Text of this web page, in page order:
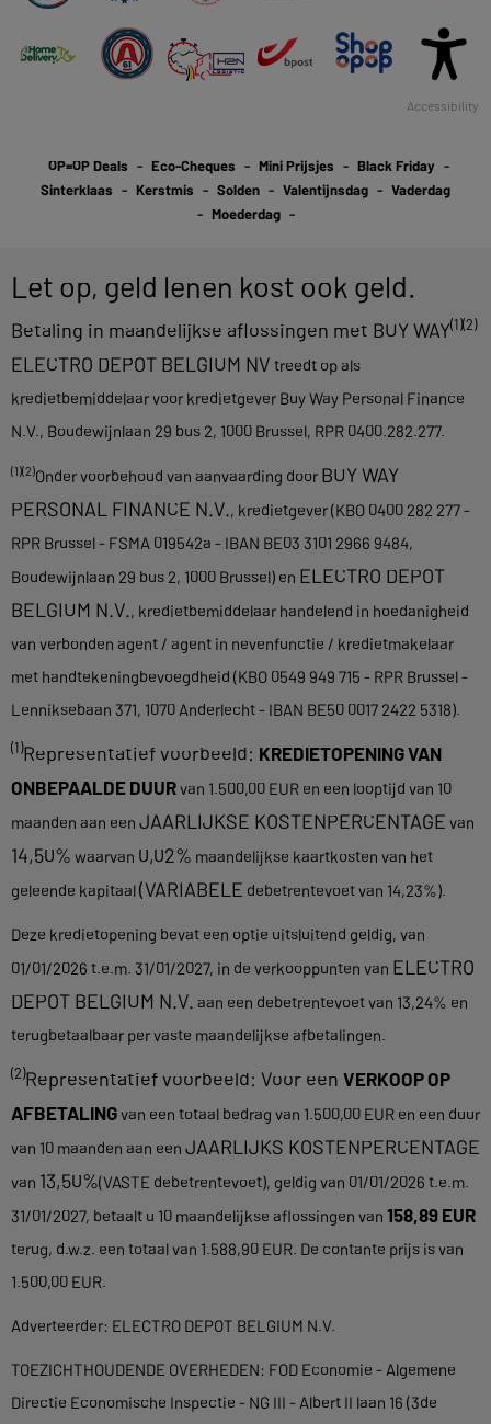
Accessibility
OP=OP Deals Eco-Cheques Mini Prijsjes
Black Friday
Sinterklaas
Kerstmis Solden Valentijnsdag
Vaderdag
Moederdag
Let op, geld lenen kost ook geld.
Betaling in maandelijkse aflossingen met BUY WAY(1)(2)
ELECTRO DEPOT BELGIUM NV treedt op als
kredietbemiddelaar voor kredietgever Buy Way Personal Finance
N.V., Boudewijnlaan 29 bus 2, 1000 Brussel, RPR 0400.282.277.
(1)(2)Onder voorbehoud van aanvaarding door BUY WAY
PERSONAL FINANCE N.V., kredietgever (KBO 0400 282 277 -
RPR Brussel - FSMA 019542a - IBAN BE03 3101 2966 9484,
Boudewijnlaan 29 bus 2, 1000 Brussel) en ELECTRO DEPOT
BELGIUM N.V., kredietbemiddelaar handelend in hoedanigheid
van verbonden agent / agent in nevenfunctie / kredietmakelaar
met handtekeningbevoegdheid (KBO 0549 949 715 - RPR Brussel -
Lenniksebaan 371, 1070 Anderlecht - IBAN BE50 0017 2422 5318).
(1)Representatief voorbeeld: KREDIETOPENING VAN
ONBEPAALDE DUURvan 1.500,00 EUR en een looptijd van 10
maanden aan een JAARLIJKSE KOSTENPERCENTAGE van
14,50% waarvan 0,02% maandelijkse kaartkosten van het
geleende kapitaal(VARIABELE debetrentevoet van 14,23%).
Deze kredietopening bevat een optie uitsluitend geldig, van
01/01/2026 t.e.m. 31/01/2027, in de verkooppunten van ELECTRO
DEPOT BELGIUM N.V. aan een debetrentevoet van 13,24% en
terugbetaalbaar per vaste maandelijkse afbetalingen.
(2)Representatief voorbeeld: Voor een VERKOOP OP
AFBETALINGvan een totaal bedrag van 1.500,00 EUR en een duur
van 10 maanden aan een JAARLIJKS KOSTENPERCENTAGE
van 13,50%(VASTE debetrentevoet), geldig van 01/01/2026 t.e.m.
31/01/2027, betaalt u 10 maandelijkse aflossingen van 158,89 EUR
terug, d.w.z. een totaal van 1.588,90 EUR. De contante prijs is van
1.500,00 EUR.
Adverteerder: ELECTRO DEPOT BELGIUM N.V.
TOEZICHTHOUDENDE OVERHEDEN: FOD Economie - Algemene
Directie Economische Inspectie - NG III - Albert II laan 16 (3de